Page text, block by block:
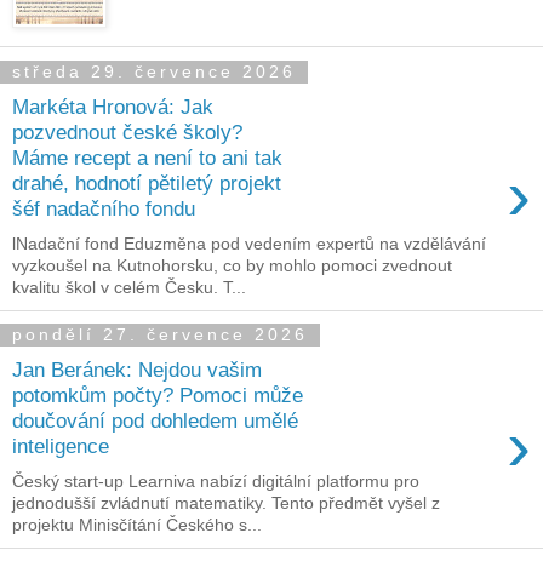
středa 29. července 2026
Markéta Hronová: Jak
pozvednout české školy?
Máme recept a není to ani tak
drahé, hodnotí pětiletý projekt
šéf nadačního fondu
›
lNadační fond Eduzměna pod vedením expertů na vzdělávání
vyzkoušel na Kutnohorsku, co by mohlo pomoci zvednout
kvalitu škol v celém Česku. T...
pondělí 27. července 2026
Jan Beránek: Nejdou vašim
potomkům počty? Pomoci může
doučování pod dohledem umělé
inteligence
›
Český start-up Learniva nabízí digitální platformu pro
jednodušší zvládnutí matematiky. Tento předmět vyšel z
projektu Minisčítání Českého s...